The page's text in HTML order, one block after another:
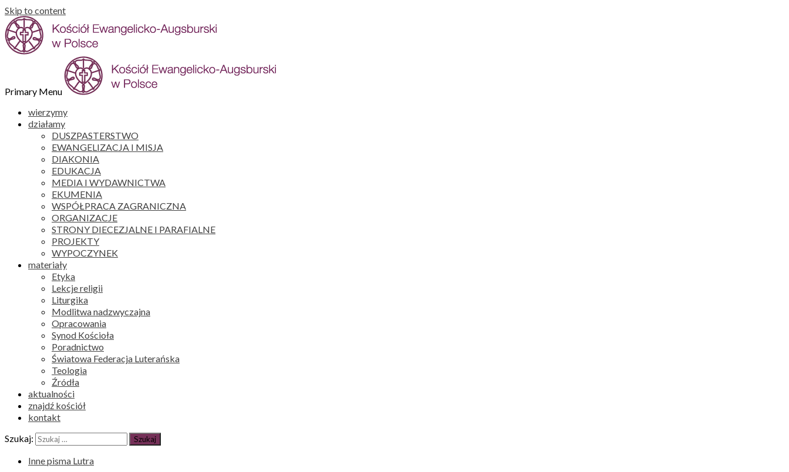
Skip to content
Primary Menu
wierzymy
działamy
DUSZPASTERSTWO
EWANGELIZACJA I MISJA
DIAKONIA
EDUKACJA
MEDIA I WYDAWNICTWA
EKUMENIA
WSPÓŁPRACA ZAGRANICZNA
ORGANIZACJE
STRONY DIECEZJALNE I PARAFIALNE
PROJEKTY
WYPOCZYNEK
materiały
Etyka
Lekcje religii
Liturgika
Modlitwa nadzwyczajna
Opracowania
Synod Kościoła
Poradnictwo
Światowa Federacja Luterańska
Teologia
Źródła
aktualności
znajdź kościół
kontakt
Szukaj:
Inne pisma Lutra